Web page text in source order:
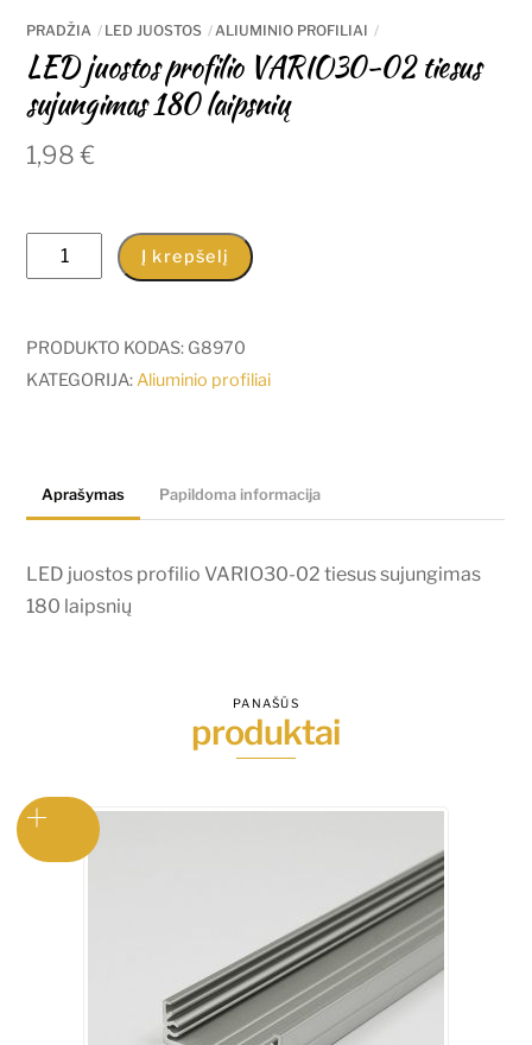
PRADŽIA LED JUOSTOS ALIUMINIO PROFILIAI
LED juostos profilio VARIO30-02 tiesus
sujungimas 180 laipsnių
1,98€
produkto
kiekis:
juostos
profilio
sujungimas
laipsnių
Į krepšelį
PRODUKTO KODAS: G8970
KATEGORIJA:Aliuminio profiliai
Aprašymas Papildoma informacija
LED juostos profilio VARIO30-02 tiesus sujungimas
180 laipsnių
PANAŠŪS
produktai